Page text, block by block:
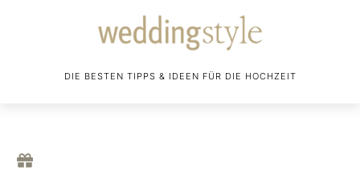
DIE BESTEN TIPPS & IDEEN FÜR DIE HOCHZEIT